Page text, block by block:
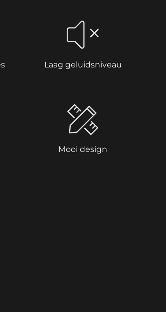
Laag geluidsniveau
Mooi design